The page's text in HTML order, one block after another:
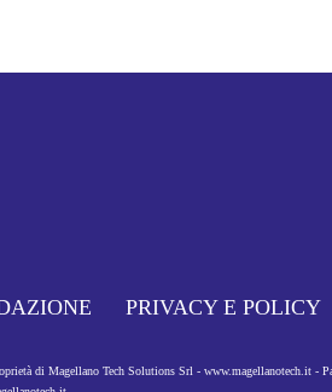
PRIVACY E POLICY
di Magellano Tech Solutions Srl - www.magellanotech.it -